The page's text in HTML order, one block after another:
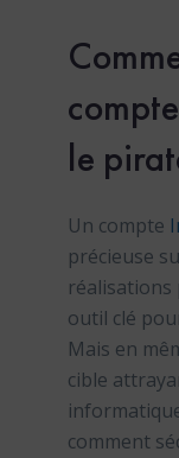
le
Un compte
précieuse
réalisations
outil clé
Mais en
cible
comment